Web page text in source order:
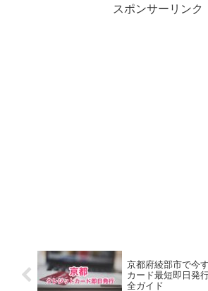
スポンサーリンク
京都府綾部市で今
カード最短即日発
全ガイド